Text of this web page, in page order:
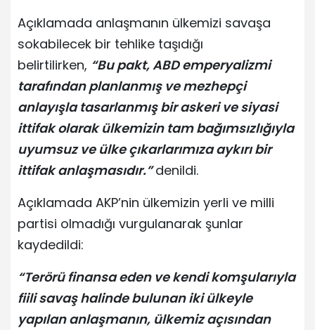
Açıklamada anlaşmanın ülkemizi savaşa
sokabilecek bir tehlike taşıdığı
belirtilirken, “Bu pakt, ABD emperyalizmi
tarafından planlanmış ve mezhepçi
anlayışla tasarlanmış bir askeri ve siyasi
ittifak olarak ülkemizin tam bağımsızlığıyla
uyumsuz ve ülke çıkarlarımıza aykırı bir
ittifak anlaşmasıdır.” denildi.
Açıklamada AKP’nin ülkemizin yerli ve milli
partisi olmadığı vurgulanarak şunlar
kaydedildi:
“Terörü finansa eden ve kendi komşularıyla
fiili savaş halinde bulunan iki ülkeyle
yapılan anlaşmanın, ülkemiz açısından